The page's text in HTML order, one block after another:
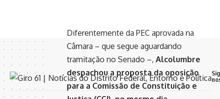
Diferentemente da PEC aprovada na
Câmara – que segue aguardando
tramitação no Senado –, Alcolumbre
despachou a proposta da oposição
para a Comissão de Constituição e